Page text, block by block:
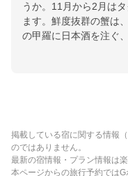
うか。11月から2月は
ます。鮮度抜群の蟹は
の甲羅に日本酒を注ぐ
掲載している宿に関する情報
のではありません。
最新の宿情報・プラン情報は
本ページからの旅行予約ではG